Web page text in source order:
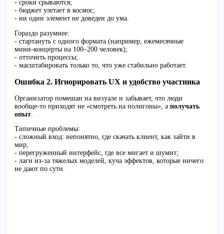
- сроки срываются;
- бюджет улетает в космос;
- ни один элемент не доведен до ума.
Гораздо разумнее:
- стартануть с одного формата (например, ежемесячные
мини‑концерты на 100–200 человек);
- отточить процессы;
- масштабировать только то, что уже стабильно работает.
Ошибка 2. Игнорировать UX и удобство участника
Организатор помешан на визуале и забывает, что люди
вообще‑то приходят не «смотреть на полигоны», аполучать
опыт
Типичные проблемы:
- сложный вход: непонятно, где скачать клиент, как зайти в
мир;
- перегруженный интерфейс, где все мигает и шумит;
- лаги из‑за тяжелых моделей, куча эффектов, которые ничего
не дают по сути.